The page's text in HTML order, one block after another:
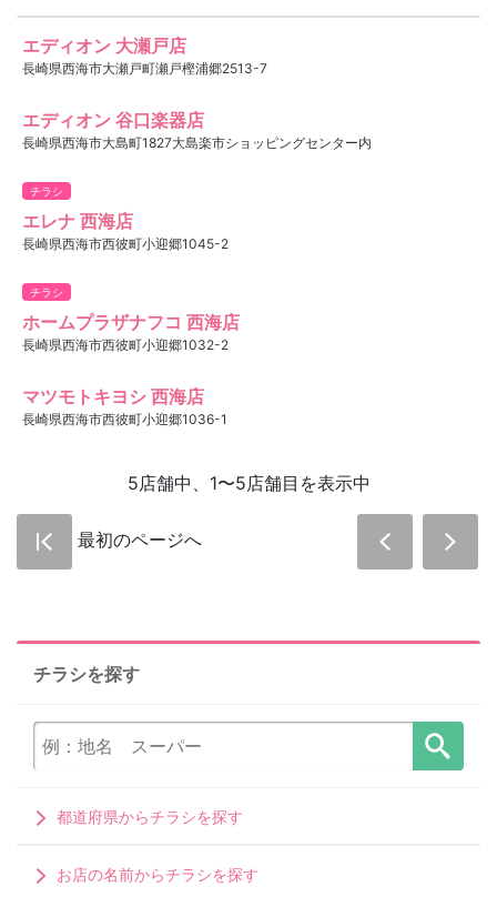
エディオン 大瀬戸店
長崎県西海市大瀬戸町瀬戸樫浦郷2513-7
エディオン 谷口楽器店
長崎県西海市大島町1827大島楽市ショッピングセンター内
チラシ
エレナ 西海店
長崎県西海市西彼町小迎郷1045-2
チラシ
ホームプラザナフコ 西海店
長崎県西海市西彼町小迎郷1032-2
マツモトキヨシ 西海店
長崎県西海市西彼町小迎郷1036-1
5店舗中、1〜5店舗目を表示中
最初のページへ
チラシを探す
都道府県からチラシを探す
お店の名前からチラシを探す